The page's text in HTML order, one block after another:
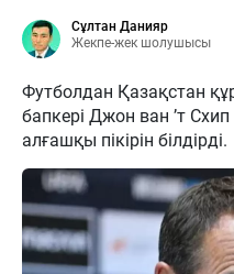
Сұлтан Данияр
Жекпе-жек шолушысы
Футболдан Қазақстан
бапкері Джон ван ’т Схип
алғашқы пікірін білдірді.